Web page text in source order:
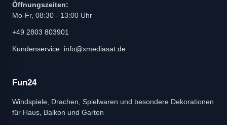
Öffnungszeiten:
Mo-Fr, 08:30 - 13:00 Uhr
+49 2803 803901
Kundenservice: info@xmediasat.de
Fun24
Windspiele, Drachen, Spielwaren und besondere Dekorationen
für Haus, Balkon und Garten